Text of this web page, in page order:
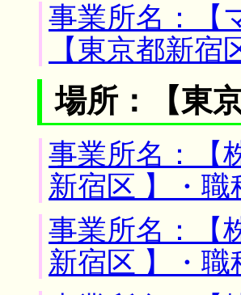
事業所名：【
【東京都新
場所：【東
事業所名：【
新宿区 】・
事業所名：【
新宿区 】・